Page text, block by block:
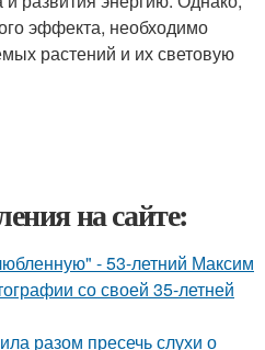
эффекта, необходимо
растений и их световую
на сайте:
- 53-летний Максим
со своей 35-летней
разом пресечь слухи о